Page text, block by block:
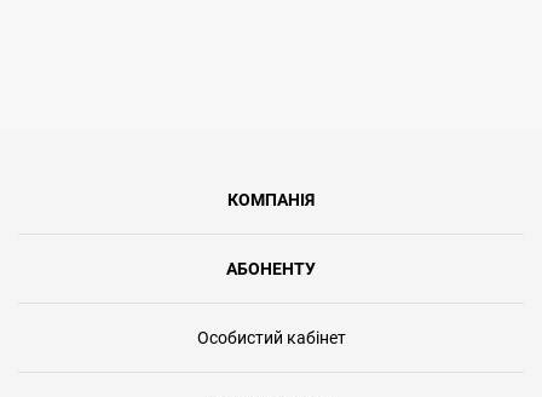
КОМПАНІЯ
АБОНЕНТУ
Особистий кабінет